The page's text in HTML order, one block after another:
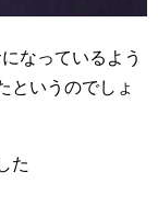
なっているよう
というのでしょ
た